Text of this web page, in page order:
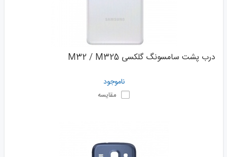
درب پشت سامسونگ گلکسی M32 / M325
ناموجود
مقایسه